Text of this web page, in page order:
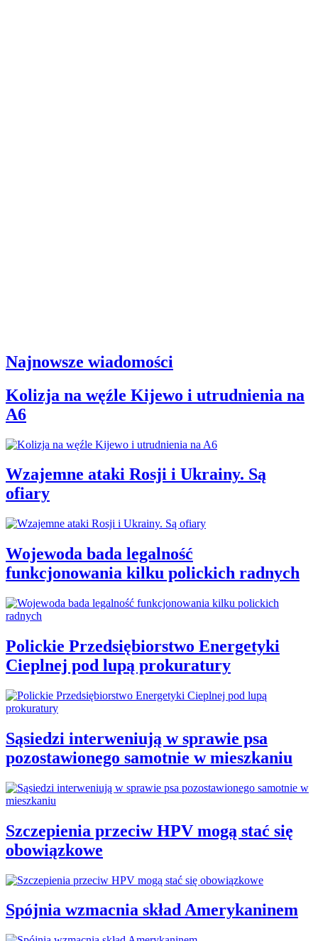
Najnowsze wiadomości
Kolizja na węźle Kijewo i utrudnienia na
A6
Wzajemne ataki Rosji i Ukrainy. Są
ofiary
Wojewoda bada legalność
funkcjonowania kilku polickich radnych
Polickie Przedsiębiorstwo Energetyki
Cieplnej pod lupą prokuratury
Sąsiedzi interweniują w sprawie psa
pozostawionego samotnie w mieszkaniu
Szczepienia przeciw HPV mogą stać się
obowiązkowe
Spójnia wzmacnia skład Amerykaninem